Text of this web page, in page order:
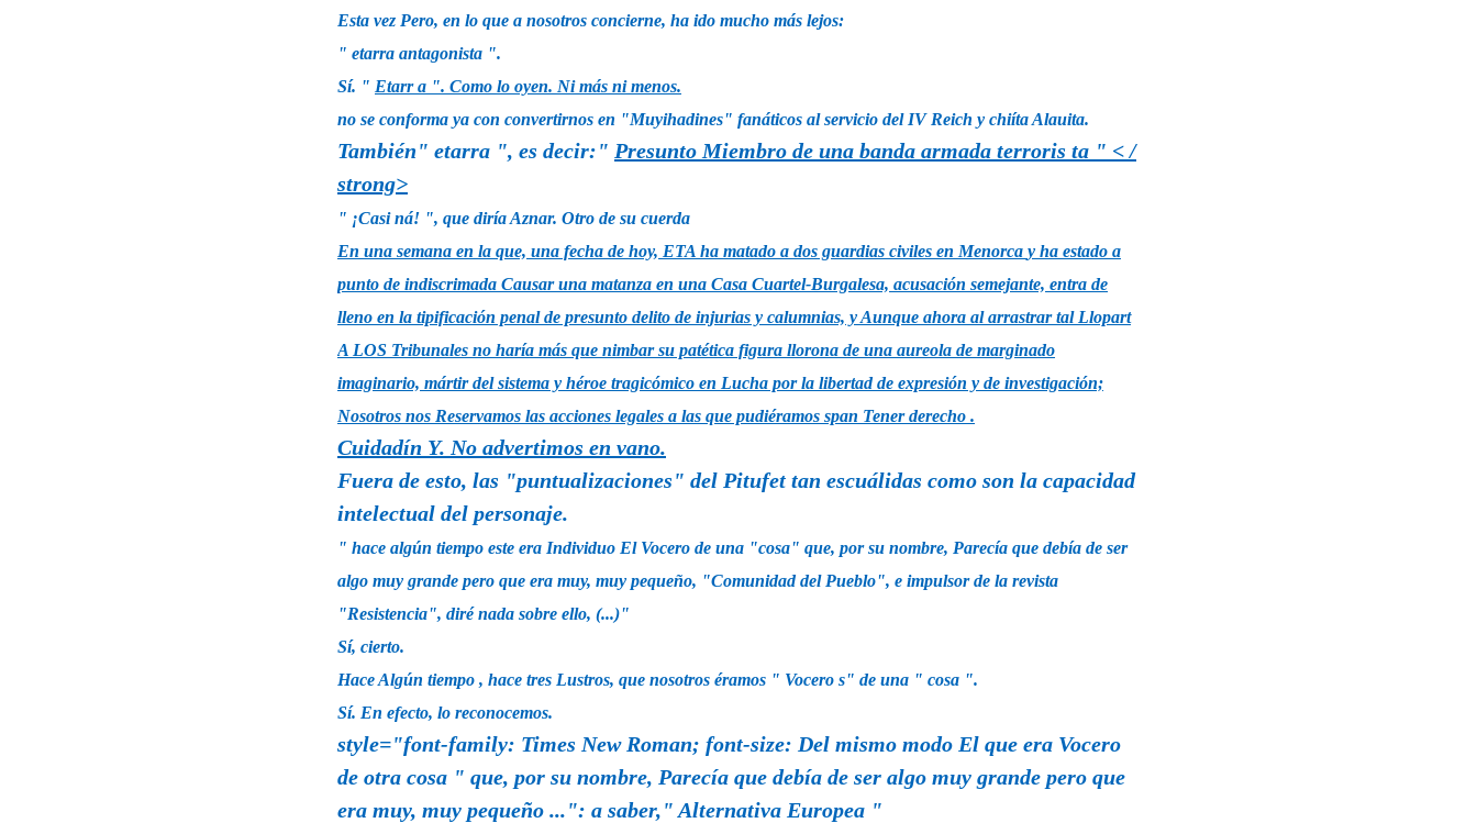
Esta vez Pero, en lo que a nosotros concierne, ha ido mucho más lejos:
" etarra antagonista ".
Sí. " Etarr a ". Como lo oyen. Ni más ni menos.
no se conforma ya con convertirnos en "Muyihadines" fanáticos al servicio del IV Reich y chiíta Alauita.
También" etarra ", es decir:" Presunto Miembro de una banda armada terroris ta " < /
strong>
" ¡Casi ná! ", que diría Aznar. Otro de su cuerda
En una semana en la que, una fecha de hoy, ETA ha matado a dos guardias civiles en Menorca y ha estado a
punto de indiscrimada Causar una matanza en una Casa Cuartel-Burgalesa, acusación semejante, entra de
lleno en la tipificación penal de presunto delito de injurias y calumnias, y Aunque ahora al arrastrar tal Llopart
A LOS Tribunales no haría más que nimbar su patética figura llorona de una aureola de marginado
imaginario, mártir del sistema y héroe tragicómico en Lucha por la libertad de expresión y de investigación;
Nosotros nos Reservamos las acciones legales a las que pudiéramos span Tener derecho .
Cuidadín Y. No advertimos en vano.
Fuera de esto, las "puntualizaciones" del Pitufet tan escuálidas como son la capacidad
intelectual del personaje.
" hace algún tiempo este era Individuo El Vocero de una "cosa" que, por su nombre, Parecía que debía de ser
algo muy grande pero que era muy, muy pequeño, "Comunidad del Pueblo", e impulsor de la revista
"Resistencia", diré nada sobre ello, (...)"
Sí, cierto.
Hace Algún tiempo , hace tres Lustros, que nosotros éramos " Vocero s" de una " cosa ".
Sí. En efecto, lo reconocemos.
style="font-family: Times New Roman; font-size: Del mismo modo El que era Vocero
de otra cosa " que, por su nombre, Parecía que debía de ser algo muy grande pero que
era muy, muy pequeño ...": a saber," Alternativa Europea "